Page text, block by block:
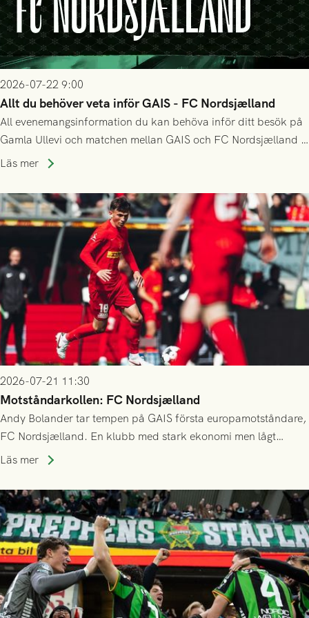
2026-07-22 9:00
Allt du behöver veta inför GAIS - FC Nordsjælland
All evenemangsinformation du kan behöva inför ditt besök på
Gamla Ullevi och matchen mellan GAIS och FC Nordsjælland i
kvalet till Conference League! Avspark kl 19.00 på torsdag
Läs mer
2026-07-21 11:30
Motståndarkollen: FC Nordsjælland
Andy Bolander tar tempen på GAIS första europamotståndare,
FC Nordsjælland. En klubb med stark ekonomi men lågt
publiksnitt, ett lag med både kollektiv styrka och individuell
Läs mer